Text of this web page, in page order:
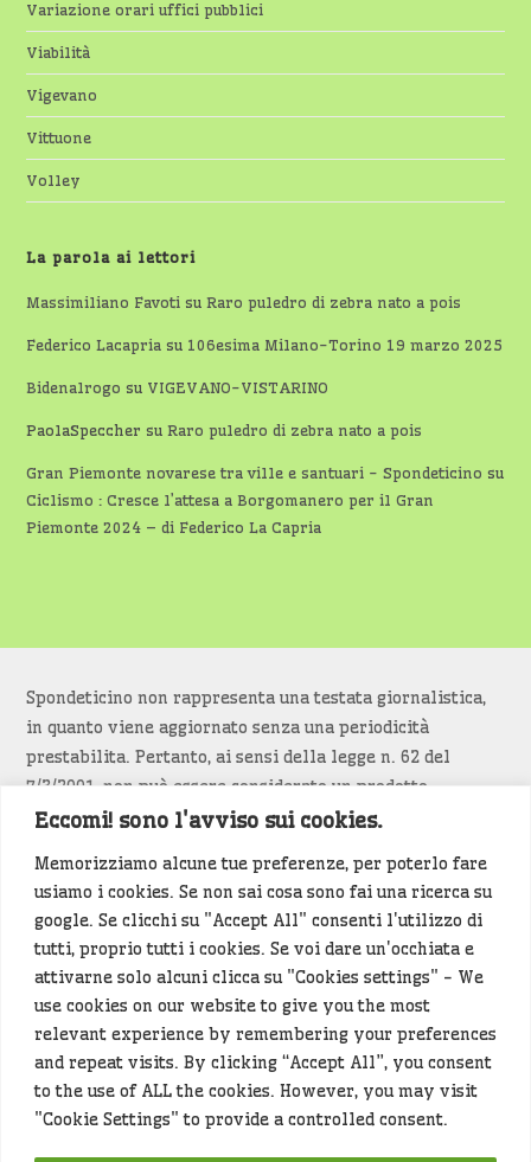
Eccomi! sono l'avviso sui cookies.
Memorizziamo alcune tue preferenze, per poterlo fare
usiamo i cookies. Se non sai cosa sono fai una ricerca su
google. Se clicchi su "Accept All" consenti l'utilizzo di
tutti, proprio tutti i cookies. Se voi dare un'occhiata e
attivarne solo alcuni clicca su "Cookies settings" - We
use cookies on our website to give you the most
relevant experience by remembering your preferences
and repeat visits. By clicking “Accept All”, you consent
to the use of ALL the cookies. However, you may visit
"Cookie Settings" to provide a controlled consent.
Variazione orari uffici pubblici
Viabilità
Vigevano
Vittuone
Volley
La parola ai lettori
Massimiliano Favoti suRaro puledro di zebra nato a pois
Federico Lacapria su 106esima Milano-Torino 19 marzo 2025
Bidenalrogo su VIGEVANO-VISTARINO
PaolaSpeccher suRaro puledro di zebra nato a pois
Gran Piemonte novarese tra ville e santuari - Spondeticino su
Ciclismo : Cresce l’attesa a Borgomanero per il Gran
Piemonte 2024 – di Federico La Capria
Spondeticino non rappresenta una testata giornalistica,
in quanto viene aggiornato senza una periodicità
prestabilita. Pertanto, ai sensi della legge n. 62 del
7/3/2001, non può essere considerato un prodotto
editoriale.
Siamo attenti a non violare copyright e diritti
d’immagine. Se un contenuto è di tua proprietà e vuoi
richiederne la rimozionediccelo(<- clicca per inviarci un
messaggio).
Alcuni articoli sono generati in bozza rielaborando, con
l'intelligenza artificiale generativa, contenuti
provenienti da fonti istituzionali e altri siti di interesse
locale. Prima della pubblicazioni l'articolo viene
controllato dalla redazione.